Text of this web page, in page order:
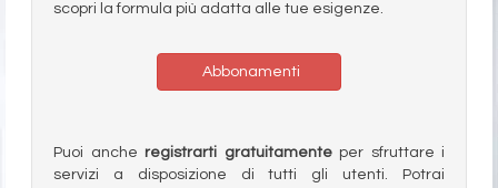
scopri la formula più adatta alle tue esigenze.
Abbonamenti
Puoi anche registrarti gratuitamenteper sfruttare i
servizi a disposizione di tutti gli utenti. Potrai